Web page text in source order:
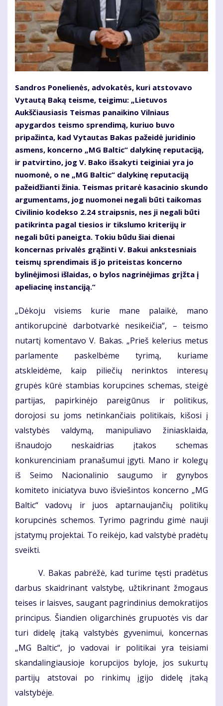
Sandros Ponelienės, advokatės, kuri atstovavo
Vytautą Baką teisme, teigimu: „Lietuvos
Aukščiausiasis Teismas panaikino Vilniaus
apygardos teismo sprendimą, kuriuo buvo
pripažinta, kad Vytautas Bakas pažeidė juridinio
asmens, koncerno „MG Baltic“ dalykinę reputaciją,
ir patvirtino, jog V. Bako išsakyti teiginiai yra jo
nuomonė, o ne „MG Baltic“ dalykinę reputaciją
pažeidžianti žinia. Teismas pritarė kasacinio skundo
argumentams, jog nuomonei negali būti taikomas
Civilinio kodekso 2.24 straipsnis, nes ji negali būti
patikrinta pagal tiesios ir tikslumo kriterijų ir
negali būti paneigta. Tokiu būdu šiai dienai
koncernas privalės grąžinti V. Bakui ankstesniais
teismų sprendimais iš jo priteistas koncerno
bylinėjimosi išlaidas, o bylos nagrinėjimas grįžta į
apeliacinę instanciją.“
„Dėkoju visiems kurie mane palaikė, mano
antikorupcinė darbotvarkė nesikeičia“, – teismo
nutartį komentavo V. Bakas. „Prieš kelerius metus
parlamente paskelbėme tyrimą, kuriame
atskleidėme, kaip piliečių nerinktos interesų
grupės kūrė stambias korupcines schemas, steigė
partijas, papirkinėjo pareigūnus ir politikus,
dorojosi su joms netinkančiais politikais, kišosi į
valstybės valdymą, manipuliavo žiniasklaida,
išnaudojo neskaidrias įtakos schemas
konkurenciniam pranašumui įgyti. Mano ir kolegų
iš Seimo Nacionalinio saugumo ir gynybos
komiteto iniciatyva buvo išviešintos koncerno „MG
Baltic“ vadovų ir juos aptarnaujančių politikų
korupcinės schemos. Tyrimo pagrindu gimė nauji
įstatymų projektai. To reikėjo, kad valstybė pradėtų
sveikti.
V. Bakas pabrėžė, kad turime tęsti pradėtus
darbus skaidrinant valstybę, užtikrinant žmogaus
teises ir laisves, saugant pagrindinius demokratijos
principus. Šiandien oligarchinės grupuotės vis dar
turi didelę įtaką valstybės gyvenimui, koncernas
„MG Baltic“, jo vadovai ir politikai yra teisiami
skandalingiausioje korupcijos byloje, jos sukurtų
partijų atstovai po rinkimų įgijo didelę įtaką
valstybėje.